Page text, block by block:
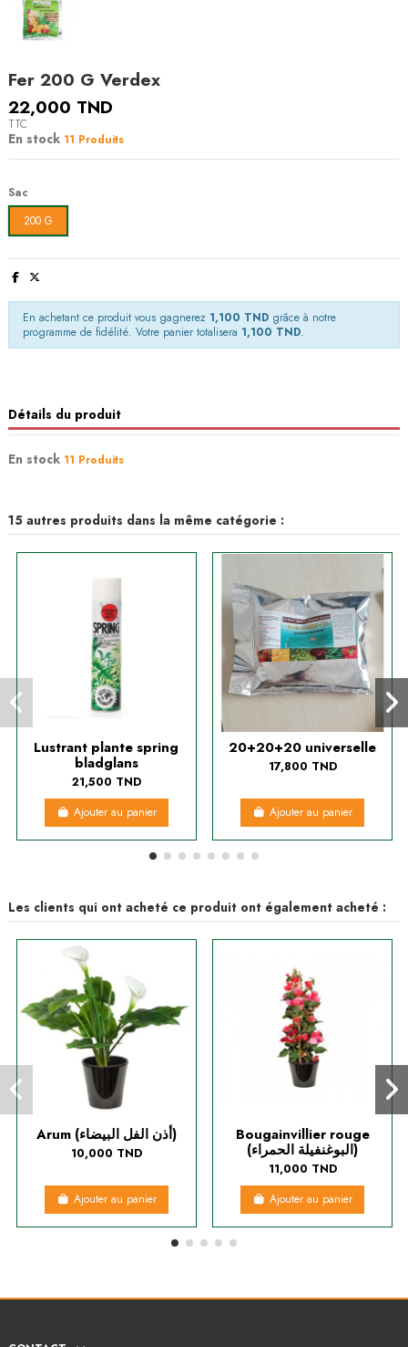
Fer 200 G Verdex
22,000 TND
TTC
En stock 11 Produits
Sac
200 G
En achetant ce produit vous gagnerez 1,100 TND grâce à notre
programme de fidélité. Votre panier totalisera 1,100 TND.
Détails du produit
En stock 11 Produits
15 autres produits dans la même catégorie :
Lustrant plante spring
bladglans
21,500 TND
Ajouter au panier
20+20+20 universelle
17,800 TND
Ajouter au panier
Les clients qui ont acheté ce produit ont également acheté :
Arum (أذن الفل البيضاء)
10,000 TND
Ajouter au panier
Bougainvillier rouge
(البوغنفيلة الحمراء)
11,000 TND
Ajouter au panier